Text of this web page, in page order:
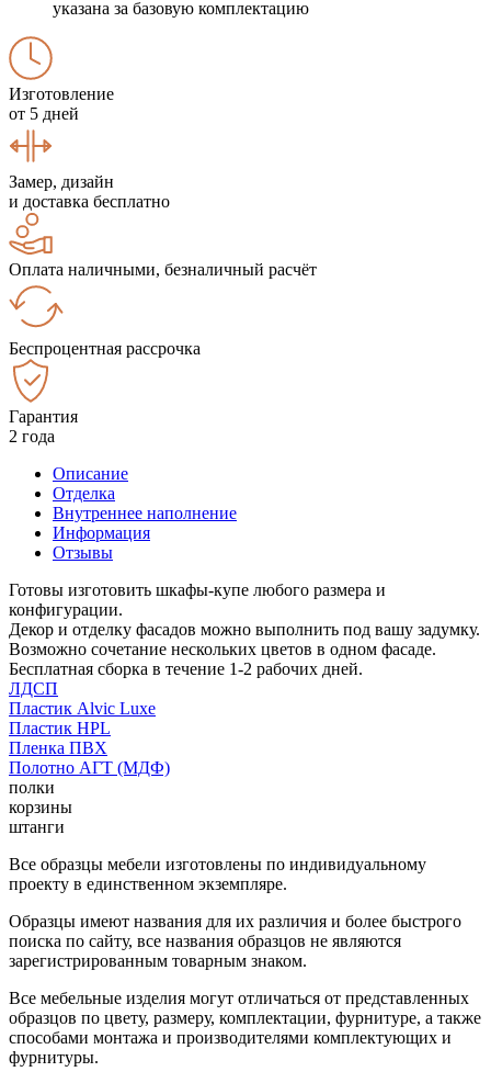
указана за базовую комплектацию
Изготовление
от 5 дней
Замер, дизайн
и доставка бесплатно
Оплата наличными, безналичный расчёт
Беспроцентная рассрочка
Гарантия
2 года
Описание
Отделка
Внутреннее наполнение
Информация
Отзывы
Готовы изготовить шкафы-купе любого размера и
конфигурации.
Декор и отделку фасадов можно выполнить под вашу задумку.
Возможно сочетание нескольких цветов в одном фасаде.
Бесплатная сборка в течение 1-2 рабочих дней.
ЛДСП
Пластик Alvic Luxe
Пластик HPL
Пленка ПВХ
Полотно АГТ (МДФ)
полки
корзины
штанги
Все образцы мебели изготовлены по индивидуальному
проекту в единственном экземпляре.
Образцы имеют названия для их различия и более быстрого
поиска по сайту, все названия образцов не являются
зарегистрированным товарным знаком.
Все мебельные изделия могут отличаться от представленных
образцов по цвету, размеру, комплектации, фурнитуре, а также
способами монтажа и производителями комплектующих и
фурнитуры.